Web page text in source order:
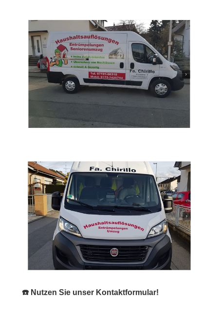
☎️ Nutzen Sie unser Kontaktformular!